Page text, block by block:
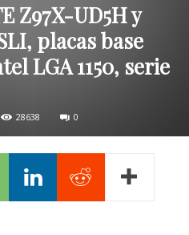
Z97X-UD5H y
placas base
LGA 1150, serie
28638 0